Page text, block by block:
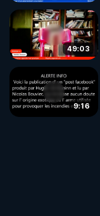
49:03
9:16